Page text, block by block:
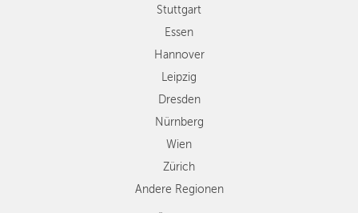
Wien
Zürich
Andere
Regionen
Stuttgart
Essen
Hannover
Leipzig
Dresden
Nürnberg
Wien
Zürich
Andere Regionen